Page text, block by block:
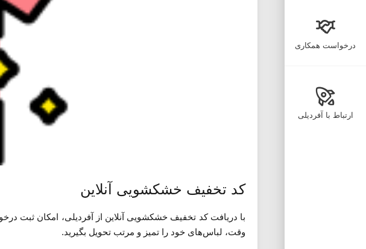
درخواست همکاری
ارتباط با آفردیلی
کد تخفیف خشکشویی آنلاین
با دریافت کد تخفیف خشکشویی آنلاین از آفردیلی، امکان ثبت
وقت، لباس‌های خود را تمیز و مرتب تحویل بگیرید.